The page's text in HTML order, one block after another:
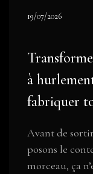
19/07/2026
à
fabriquer
Avant de
posons le
morceau, ça